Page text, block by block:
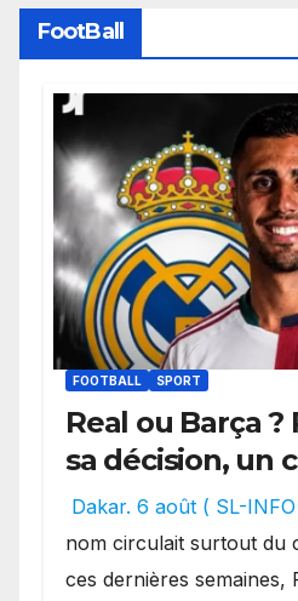
FootBall
FOOTBALL SPORT
Real ou Barça ?
sa décision, un
pourrait faire
sur le marché
transferts.
Dakar. 6 août ( SL-
nom circulait surtout du
ces dernières semaines,